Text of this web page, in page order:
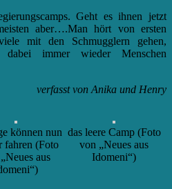
Geht es ihnen jetzt
aber….Man hört von ersten
mit den Schmugglern gehen,
immer wieder Menschen
verfasst von Anika und Henry
können nun
fahren (Foto
aus
das leere Camp (Foto
von „Neues aus
Idomeni“)